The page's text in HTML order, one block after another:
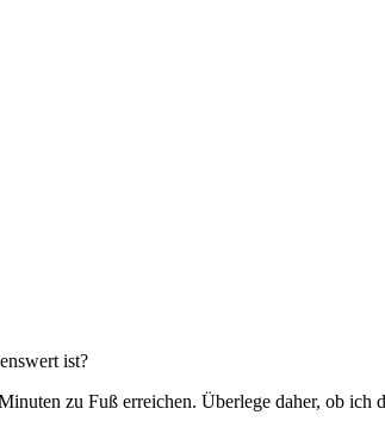
ist?
zu Fuß erreichen. Überlege daher, ob